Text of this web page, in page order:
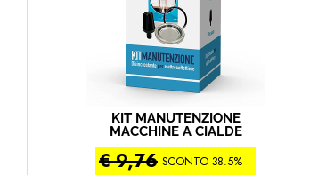
KIT MANUTENZIONE
MACCHINE A CIALDE
COFFEE TECH
€ 9,76 SCONTO 38.5%